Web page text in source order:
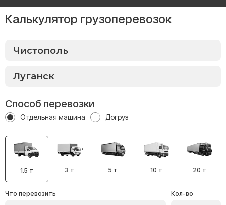
Калькулятор грузоперевозок
Способ перевозки
Отдельная машина Догруз
1.5 т 3 т 5 т 10 т 20 т
Что перевозить Кол-во